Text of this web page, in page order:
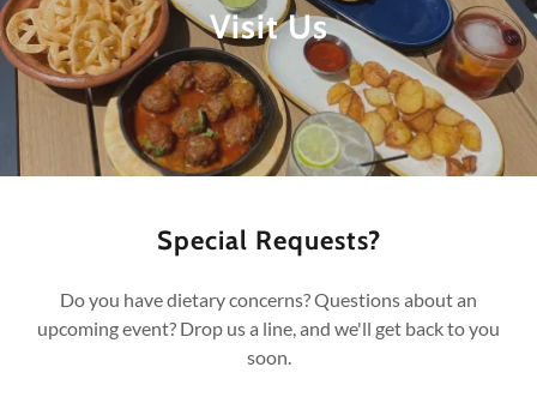
Visit Us
Special Requests?
Do you have dietary concerns? Questions about an
upcoming event? Drop us a line, and we'll get back to you
soon.